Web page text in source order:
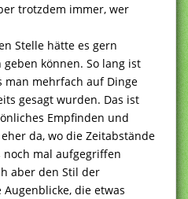
trotzdem immer, wer
Stelle hätte es gern
können. So lang ist
man mehrfach auf Dinge
gesagt wurden. Das ist
Empfinden und
da, wo die Zeitabstände
noch mal aufgegriffen
aber den Stil der
Augenblicke, die etwas